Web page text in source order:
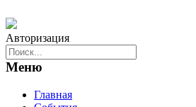
Авторизация
Меню
Главная